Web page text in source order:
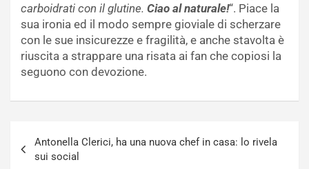
carboidrati con il glutine. Ciao al naturale!“. Piace la
sua ironia ed il modo sempre gioviale di scherzare
con le sue insicurezze e fragilità, e anche stavolta è
riuscita a strappare una risata ai fan che copiosi la
seguono con devozione.
articoli
Antonella Clerici, ha una nuova chef in casa: lo rivela
sui social